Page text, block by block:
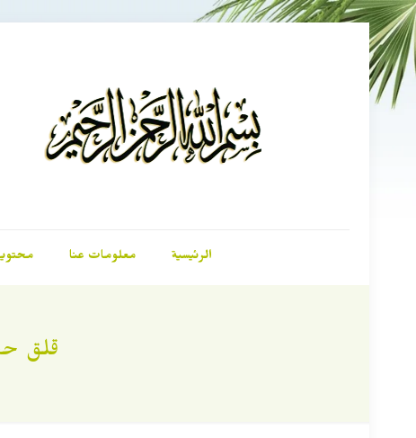
الرئيسية معلومات عنا
قلق